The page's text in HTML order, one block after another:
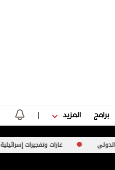
برامج المزيد
غارات وتفجيرات إسرائيلية على